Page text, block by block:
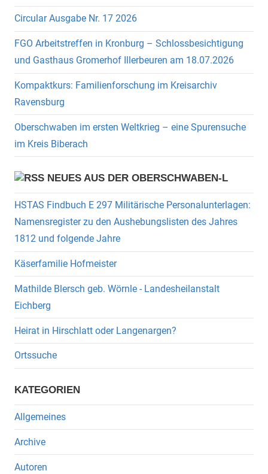
Circular Ausgabe Nr. 17 2026
FGO Arbeitstreffen in Kronburg – Schlossbesichtigung
und Gasthaus Gromerhof Illerbeuren am 18.07.2026
Kompaktkurs: Familienforschung im Kreisarchiv
Ravensburg
Oberschwaben im ersten Weltkrieg – eine Spurensuche
im Kreis Biberach
NEUES AUS DER OBERSCHWABEN-L
HSTAS Findbuch E 297 Militärische Personalunterlagen:
Namensregister zu den Aushebungslisten des Jahres
1812 und folgende Jahre
Käserfamilie Hofmeister
Mathilde Blersch geb. Wörnle - Landesheilanstalt
Eichberg
Heirat in Hirschlatt oder Langenargen?
Ortssuche
KATEGORIEN
Allgemeines
Archive
Autoren